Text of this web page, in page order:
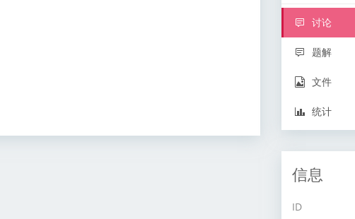
讨论
题解
文件
统计
信息
ID